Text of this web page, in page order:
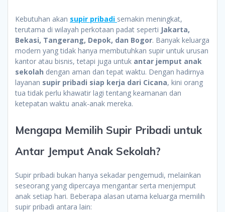
Kebutuhan akan supir pribadi semakin meningkat,
terutama di wilayah perkotaan padat seperti Jakarta,
Bekasi, Tangerang, Depok, dan Bogor. Banyak keluarga
modern yang tidak hanya membutuhkan supir untuk urusan
kantor atau bisnis, tetapi juga untuk antar jemput anak
sekolah dengan aman dan tepat waktu. Dengan hadirnya
layanan supir pribadi siap kerja dari Cicana, kini orang
tua tidak perlu khawatir lagi tentang keamanan dan
ketepatan waktu anak-anak mereka.
Mengapa Memilih Supir Pribadi untuk
Antar Jemput Anak Sekolah?
Supir pribadi bukan hanya sekadar pengemudi, melainkan
seseorang yang dipercaya mengantar serta menjemput
anak setiap hari. Beberapa alasan utama keluarga memilih
supir pribadi antara lain: